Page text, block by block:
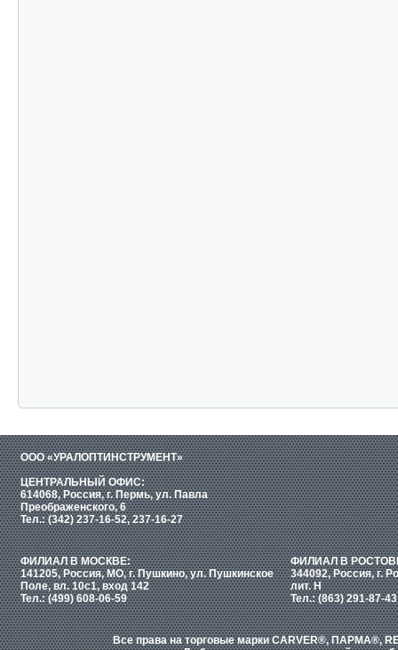
ООО «УРАЛОПТИНСТРУМЕНТ»
ЦЕНТРАЛЬНЫЙ ОФИС:
614068, Россия, г. Пермь, ул. Павла
Преображенского, 6
Тел.: (342) 237-16-52, 237-16-27
ФИЛИАЛ В МОСКВЕ:
141205, Россия, МО, г. Пушкино, ул. Пушкинское
Поле, вл. 10с1, вход 142
Тел.: (499) 608-06-59
ФИЛИАЛ В
344092, Россия, г.
лит. Н
Тел.: (863) 291-87-43
Все права на торговые марки CARVER®, ПАРМА®,